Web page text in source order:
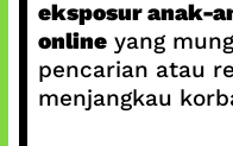
eksposur anak-
onlineyang
pencarian atau
menjangkau